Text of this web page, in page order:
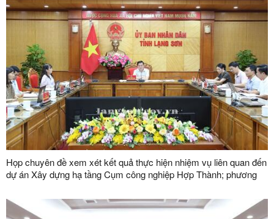
Họp chuyên đề xem xét kết quả thực hiện nhiệm vụ liên quan đến
dự án Xây dựng hạ tầng Cụm công nghiệp Hợp Thành; phương
phục vụ giải phóng mặt bằng dự án Khu công nghiệp VSIP Lạng
Sơn